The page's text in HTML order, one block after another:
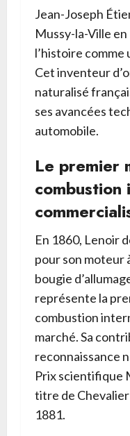
Jean-Joseph
Mussy-la-Ville
l’histoire
Cet inventeur
naturalisé
ses avancées
automobile.
Le premier
combustion
En 1860, Lenoir
pour son moteur
bougie
représente la
combustion
marché. Sa
reconnaissance
Prix scientifique
titre de Chevalier
1881.